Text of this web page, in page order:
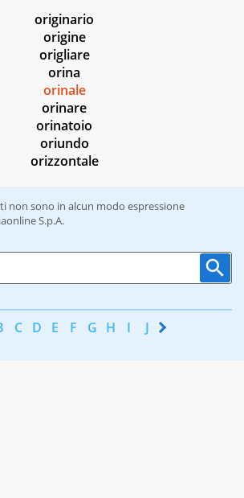
originario
origine
origliare
orina
orinale
orinare
orinatoio
oriundo
orizzontale
non sono in alcun modo espressione
S.p.A.
C D E F G H I J K